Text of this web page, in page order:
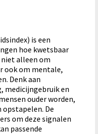
is een
hoe kwetsbaar
alleen om
ook om mentale,
Denk aan
medicijngebruik en
ouder worden,
De
om deze signalen
passende